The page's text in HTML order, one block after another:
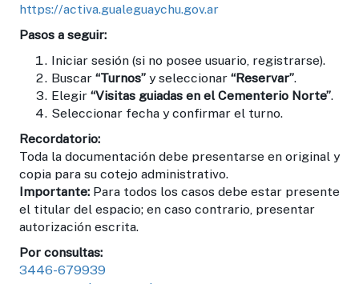
https://activa.gualeguaychu.gov.ar
Pasos a seguir:
Iniciar sesión (si no posee usuario, registrarse).
Buscar “Turnos” y seleccionar “Reservar”.
Elegir “Visitas guiadas en el Cementerio Norte”.
Seleccionar fecha y confirmar el turno.
Recordatorio:
Toda la documentación debe presentarse en original y
copia para su cotejo administrativo.
Importante: Para todos los casos debe estar presente
el titular del espacio; en caso contrario, presentar
autorización escrita.
Por consultas:
3446-679939